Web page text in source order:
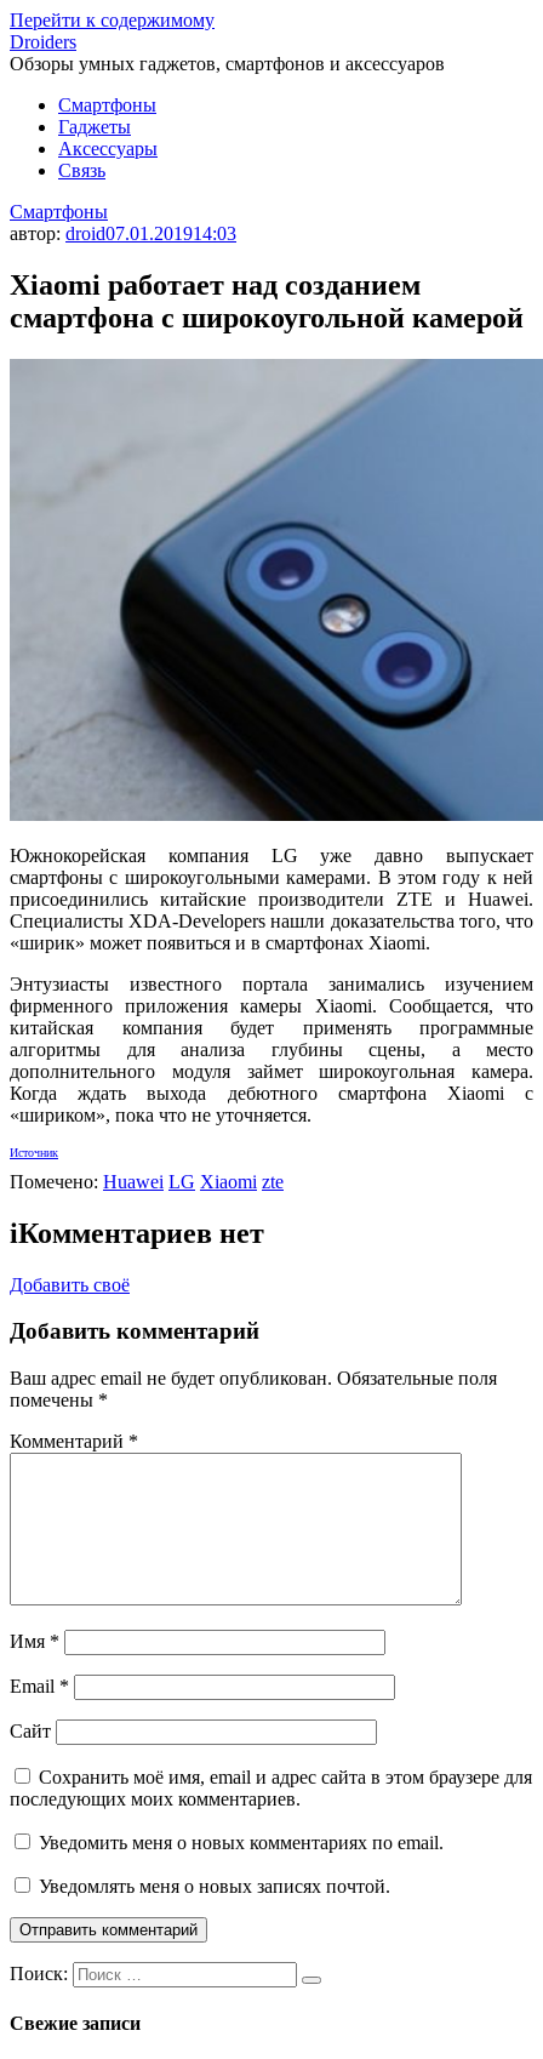
Перейти к содержимому
Droiders
Обзоры умных гаджетов, смартфонов и аксессуаров
Смартфоны
Гаджеты
Аксессуары
Связь
Смартфоны
автор: droid07.01.201914:03
Xiaomi работает над созданием
смартфона с широкоугольной камерой
Южнокорейская компания LG уже давно выпускает
смартфоны с широкоугольными камерами. В этом году к ней
присоединились китайские производители ZTE и Huawei.
Специалисты XDA-Developers нашли доказательства того, что
«ширик» может появиться и в смартфонах Xiaomi.
Энтузиасты известного портала занимались изучением
фирменного приложения камеры Xiaomi. Сообщается, что
китайская компания будет применять программные
алгоритмы для анализа глубины сцены, а место
дополнительного модуля займет широкоугольная камера.
Когда ждать выхода дебютного смартфона Xiaomi с
«шириком», пока что не уточняется.
Источник
Помечено: Huawei LG Xiaomi zte
iКомментариев нет
Добавить своё
Добавить комментарий
Ваш адрес email не будет опубликован. Обязательные поля
помечены *
Комментарий *
Имя *
Email *
Сайт
Сохранить моё имя, email и адрес сайта в этом браузере для
последующих моих комментариев.
Уведомить меня о новых комментариях по email.
Уведомлять меня о новых записях почтой.
Поиск:
Свежие записи